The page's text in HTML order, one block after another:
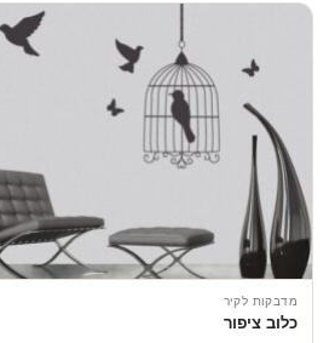
מדבקות לקיר
כלוב ציפור